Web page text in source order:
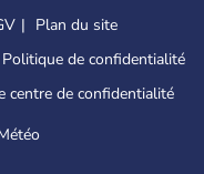
Plan du site
Politique de confidentialité
centre de confidentialité